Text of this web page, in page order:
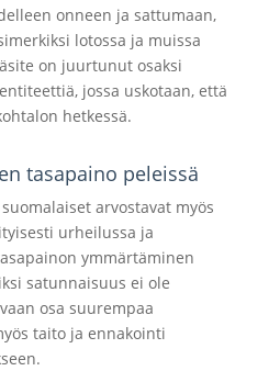
onneen ja sattumaan,
lotossa ja muissa
on juurtunut osaksi
jossa uskotaan, että
hetkessä.
tasapaino peleissä
arvostavat myös
urheilussa ja
ymmärtäminen
satunnaisuus ei ole
osa suurempaa
taito ja ennakointi